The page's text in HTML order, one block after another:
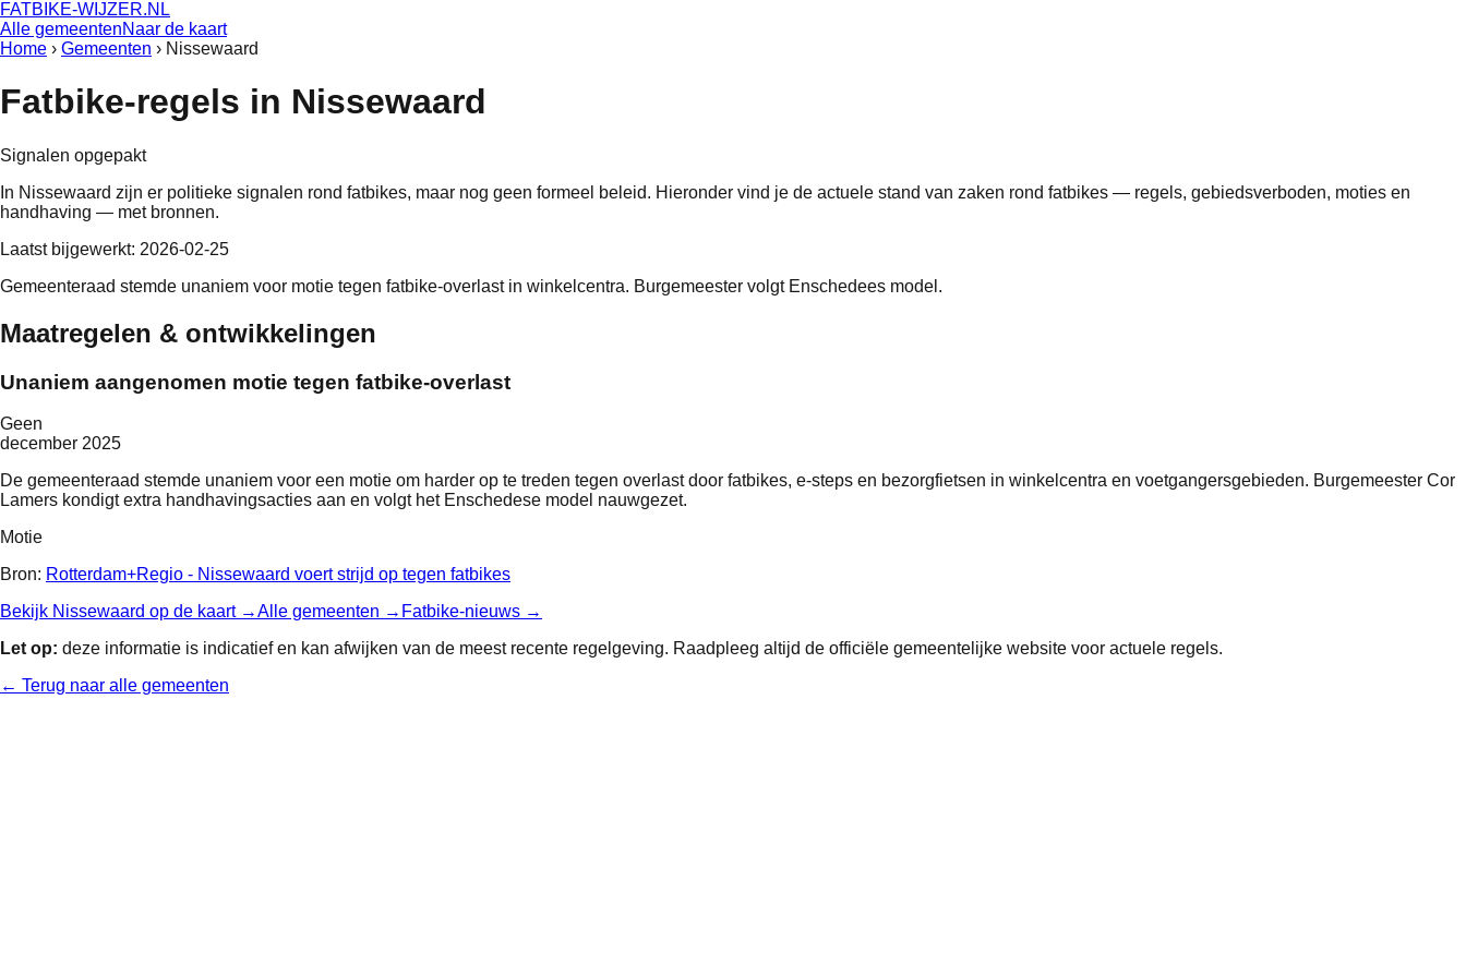
FATBIKE-WIJZER.NL
Alle gemeentenNaar de kaart
Home › Gemeenten › Nissewaard
Fatbike-regels in Nissewaard
Signalen opgepakt
In Nissewaard zijn er politieke signalen rond fatbikes, maar nog geen formeel beleid. Hieronder vind je de actuele stand van zaken rond fatbikes — regels, gebiedsverboden, moties en
handhaving — met bronnen.
Laatst bijgewerkt: 2026-02-25
Gemeenteraad stemde unaniem voor motie tegen fatbike-overlast in winkelcentra. Burgemeester volgt Enschedees model.
Maatregelen & ontwikkelingen
Unaniem aangenomen motie tegen fatbike-overlast
Geen
december 2025
De gemeenteraad stemde unaniem voor een motie om harder op te treden tegen overlast door fatbikes, e-steps en bezorgfietsen in winkelcentra en voetgangersgebieden. Burgemeester Cor
Lamers kondigt extra handhavingsacties aan en volgt het Enschedese model nauwgezet.
Motie
Bron: Rotterdam+Regio - Nissewaard voert strijd op tegen fatbikes
Bekijk Nissewaard op de kaart →Alle gemeenten → Fatbike-nieuws →
Let op: deze informatie is indicatief en kan afwijken van de meest recente regelgeving. Raadpleeg altijd de officiële gemeentelijke website voor actuele regels.
← Terug naar alle gemeenten